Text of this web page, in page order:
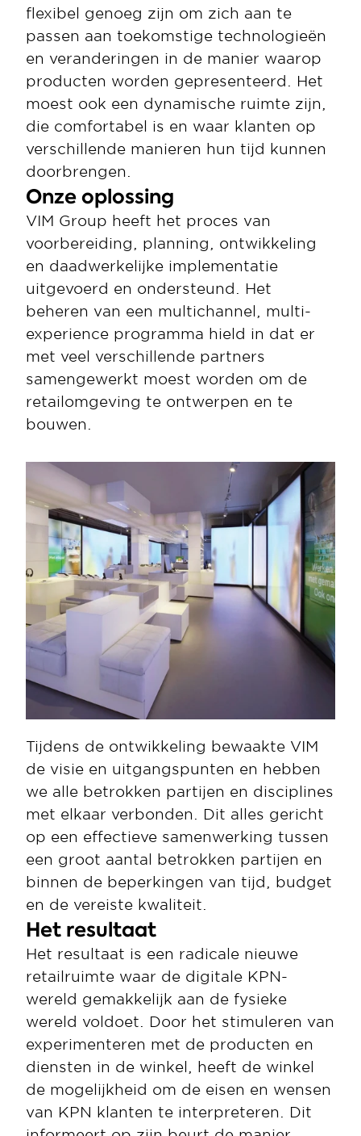
flexibel genoeg zijn om zich aan te
passen aan toekomstige technologieën
en veranderingen in de manier waarop
producten worden gepresenteerd. Het
moest ook een dynamische ruimte zijn,
die comfortabel is en waar klanten op
verschillende manieren hun tijd kunnen
doorbrengen.
Onze oplossing
VIM Group heeft het proces van
voorbereiding, planning, ontwikkeling
en daadwerkelijke implementatie
uitgevoerd en ondersteund. Het
beheren van een multichannel, multi-
experience programma hield in dat er
met veel verschillende partners
samengewerkt moest worden om de
retailomgeving te ontwerpen en te
bouwen.
Tijdens de ontwikkeling bewaakte VIM
de visie en uitgangspunten en hebben
we alle betrokken partijen en disciplines
met elkaar verbonden. Dit alles gericht
op een effectieve samenwerking tussen
een groot aantal betrokken partijen en
binnen de beperkingen van tijd, budget
en de vereiste kwaliteit.
Het resultaat
Het resultaat is een radicale nieuwe
retailruimte waar de digitale KPN-
wereld gemakkelijk aan de fysieke
wereld voldoet. Door het stimuleren van
experimenteren met de producten en
diensten in de winkel, heeft de winkel
de mogelijkheid om de eisen en wensen
van KPN klanten te interpreteren. Dit